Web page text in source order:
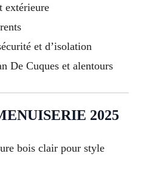
extérieure
et d’isolation
De Cuques et alentours
2025
bois clair pour style